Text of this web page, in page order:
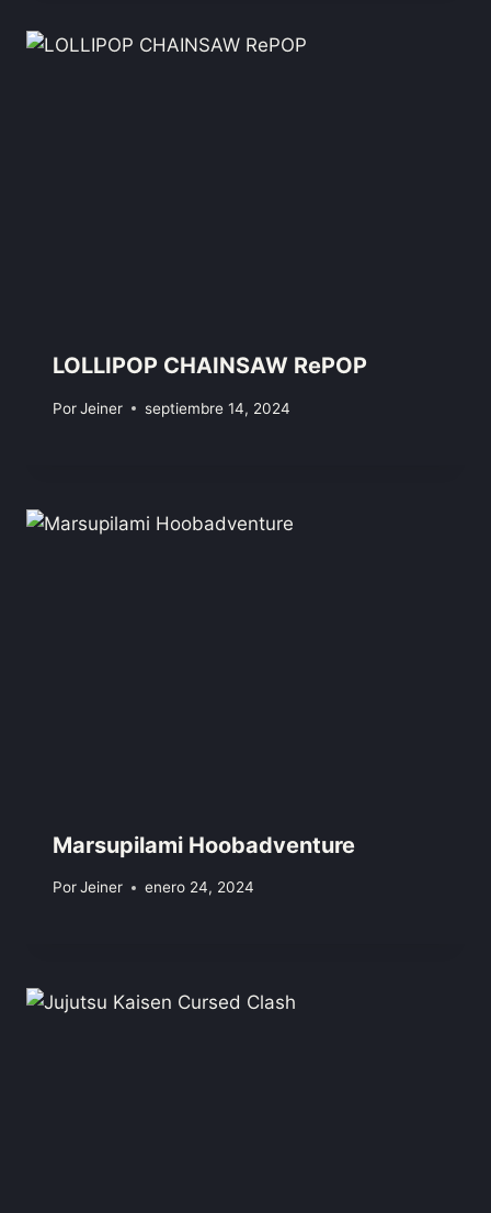
LOLLIPOP CHAINSAW RePOP
PorJeiner septiembre 14, 2024
Marsupilami Hoobadventure
PorJeiner enero 24, 2024